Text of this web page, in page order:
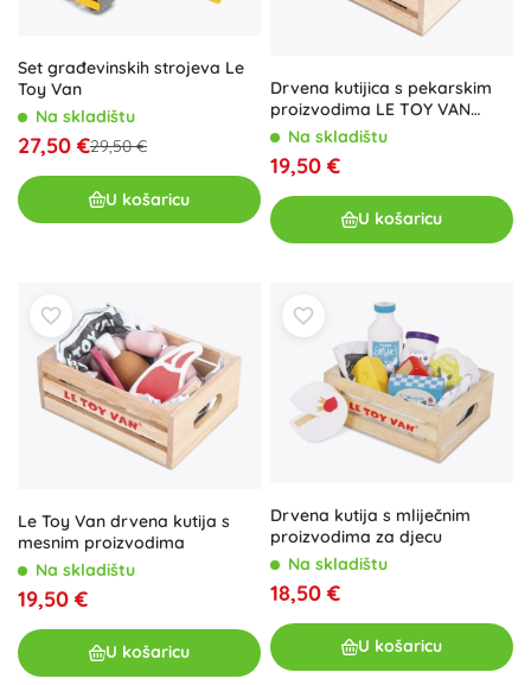
Set građevinskih strojeva Le
Toy Van
Na skladištu
27,50 €29,50 €
U košaricu
Drvena kutijica s pekarskim
proizvodima LE TOY VAN
Honeybake
Na skladištu
19,50 €
U košaricu
Le Toy Van drvena kutija s
mesnim proizvodima
Na skladištu
19,50 €
U košaricu
Drvena kutija s mliječnim
proizvodima za djecu
Na skladištu
18,50 €
U košaricu